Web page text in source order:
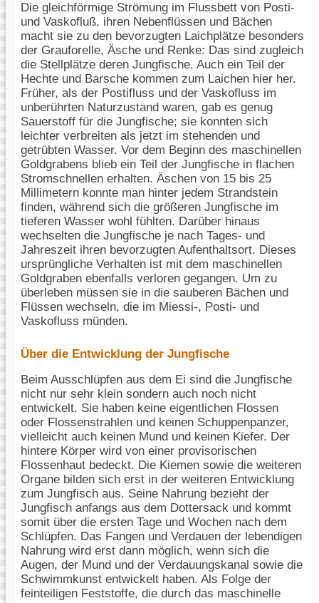
Die gleichförmige Strömung im Flussbett von Posti-
und Vaskofluß, ihren Nebenflüssen und Bächen
macht sie zu den bevorzugten Laichplätze besonders
der Grauforelle, Äsche und Renke: Das sind zugleich
die Stellplätze deren Jungfische. Auch ein Teil der
Hechte und Barsche kommen zum Laichen hier her.
Früher, als der Postifluss und der Vaskofluss im
unberührten Naturzustand waren, gab es genug
Sauerstoff für die Jungfische; sie konnten sich
leichter verbreiten als jetzt im stehenden und
getrübten Wasser. Vor dem Beginn des maschinellen
Goldgrabens blieb ein Teil der Jungfische in flachen
Stromschnellen erhalten. Äschen von 15 bis 25
Millimetern konnte man hinter jedem Strandstein
finden, während sich die größeren Jungfische im
tieferen Wasser wohl fühlten. Darüber hinaus
wechselten die Jungfische je nach Tages- und
Jahreszeit ihren bevorzugten Aufenthaltsort. Dieses
ursprüngliche Verhalten ist mit dem maschinellen
Goldgraben ebenfalls verloren gegangen. Um zu
überleben müssen sie in die sauberen Bächen und
Flüssen wechseln, die im Miessi-, Posti- und
Vaskofluss münden.
Über die Entwicklung der Jungfische
Beim Ausschlüpfen aus dem Ei sind die Jungfische
nicht nur sehr klein sondern auch noch nicht
entwickelt. Sie haben keine eigentlichen Flossen
oder Flossenstrahlen und keinen Schuppenpanzer,
vielleicht auch keinen Mund und keinen Kiefer. Der
hintere Körper wird von einer provisorischen
Flossenhaut bedeckt. Die Kiemen sowie die weiteren
Organe bilden sich erst in der weiteren Entwicklung
zum Jungfisch aus. Seine Nahrung bezieht der
Jungfisch anfangs aus dem Dottersack und kommt
somit über die ersten Tage und Wochen nach dem
Schlüpfen. Das Fangen und Verdauen der lebendigen
Nahrung wird erst dann möglich, wenn sich die
Augen, der Mund und der Verdauungskanal sowie die
Schwimmkunst entwickelt haben. Als Folge der
feinteiligen Feststoffe, die durch das maschinelle